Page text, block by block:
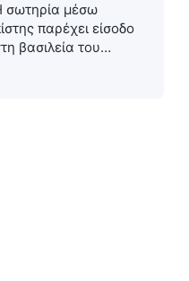
σωτηρία μέσω
παρέχει είσοδο
βασιλεία του